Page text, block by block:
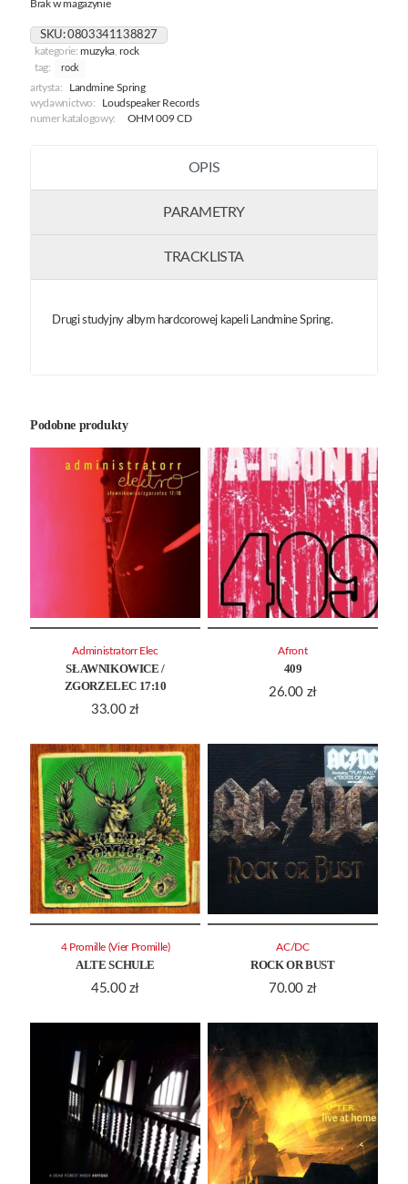
Brak w magazynie
SKU:0803341138827
kategorie:muzyka ,rock
tag:
rock
artysta:
Landmine Spring
wydawnictwo:
Loudspeaker Records
numer katalogowy:
OHM 009 CD
OPIS
PARAMETRY
TRACKLISTA
Drugi studyjny albym hardcorowej kapeli Landmine Spring.
Podobne produkty
SŁAWNIKOWICE /
ZGORZELEC 17:10
33.00 zł
Administratorr Elec
409
26.00 zł
Afront
ALTE SCHULE
45.00 zł
4 Promille (Vier Promille)
ROCK OR BUST
70.00 zł
AC/DC